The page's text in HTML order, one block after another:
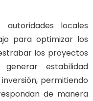
locales
para optimizar los
los proyectos
estabilidad
permitiendo
de manera